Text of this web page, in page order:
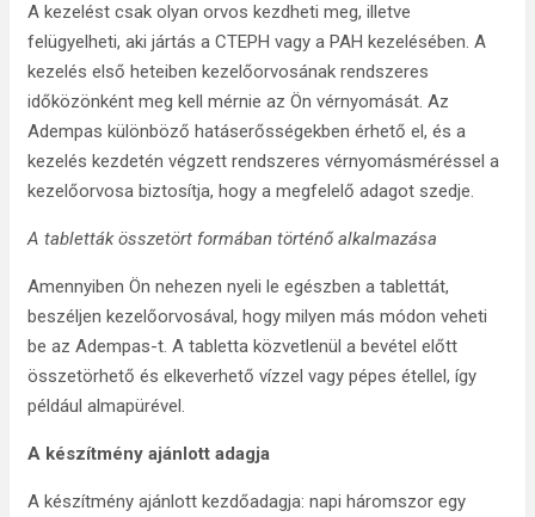
A kezelést csak olyan orvos kezdheti meg, illetve
felügyelheti, aki jártás a CTEPH vagy a PAH kezelésében. A
kezelés első heteiben kezelőorvosának rendszeres
időközönként meg kell mérnie az Ön vérnyomását. Az
Adempas különböző hatáserősségekben érhető el, és a
kezelés kezdetén végzett rendszeres vérnyomásméréssel a
kezelőorvosa biztosítja, hogy a megfelelő adagot szedje.
A tabletták összetört formában történő alkalmazása
Amennyiben Ön nehezen nyeli le egészben a tablettát,
beszéljen kezelőorvosával, hogy milyen más módon veheti
be az Adempas-t. A tabletta közvetlenül a bevétel előtt
összetörhető és elkeverhető vízzel vagy pépes étellel, így
például almapürével.
A készítmény ajánlott adagja
A készítmény ajánlott kezdőadagja: napi háromszor egy